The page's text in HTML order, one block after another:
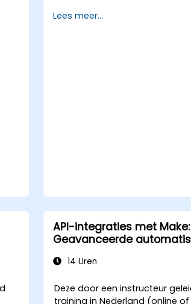
Bouw-, test- en
Lees meer...
API-integraties met Make:
Geavanceerde
14 Uren
Deze door een instructeur
training in Nederland (online